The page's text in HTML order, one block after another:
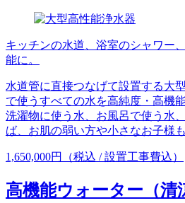
キッチンの水道、浴室のシャワー
能に。
水道管に直接つなげて設置する大
で使うすべての水を高純度・高機
洗濯物に使う水、お風呂で使う水
ば、お肌の弱い方や小さなお子様も
1,650,000円（税込 / 設置工事費込）
高機能ウォーター（清